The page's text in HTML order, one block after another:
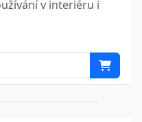
v interiéru i